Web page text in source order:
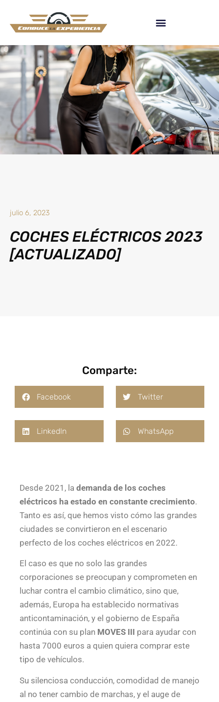
julio 6, 2023
COCHES ELÉCTRICOS 2023
[ACTUALIZADO]
Comparte:
Facebook Twitter
LinkedIn WhatsApp
Desde 2021, la demanda de los coches
eléctricos ha estado en constante crecimiento.
Tanto es así, que hemos visto cómo las grandes
ciudades se convirtieron en el escenario
perfecto de los coches eléctricos en 2022.
El caso es que no solo las grandes
corporaciones se preocupan y comprometen en
luchar contra el cambio climático, sino que,
además, Europa ha establecido normativas
anticontaminación, y el gobierno de España
continúa con su plan MOVES III para ayudar con
hasta 7000 euros a quien quiera comprar este
tipo de vehículos.
Su silenciosa conducción, comodidad de manejo
al no tener cambio de marchas, y el auge de